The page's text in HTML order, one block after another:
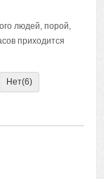
людей, порой,
приходится
Нет(6)